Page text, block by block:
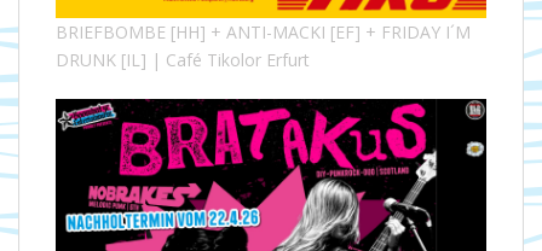
BRIEFBOMBE [HH] + ANTI-MACKI [EF] + FRIDAY I´M
DRUNK [IL] | Café Tikolor Erfurt